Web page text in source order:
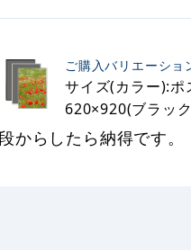
ご購入バリエーショ
サイズ(カラー):ポ
620×920(ブラッ
らしたら納得です。